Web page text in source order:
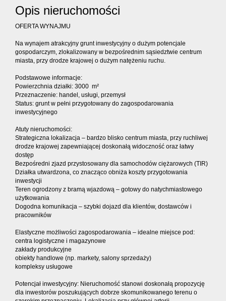
Opis nieruchomości
OFERTA WYNAJMU
Na wynajem atrakcyjny grunt inwestycyjny o dużym potencjale
gospodarczym, zlokalizowany w bezpośrednim sąsiedztwie centrum
miasta, przy drodze krajowej o dużym natężeniu ruchu.
Podstawowe informacje:
Powierzchnia działki: 3000 m²
Przeznaczenie: handel, usługi, przemysł
Status: grunt w pełni przygotowany do zagospodarowania
inwestycyjnego
Atuty nieruchomości:
Strategiczna lokalizacja – bardzo blisko centrum miasta, przy ruchliwej
drodze krajowej zapewniającej doskonałą widoczność oraz łatwy
dostęp
Bezpośredni zjazd przystosowany dla samochodów ciężarowych (TIR)
Działka utwardzona, co znacząco obniża koszty przygotowania
inwestycji
Teren ogrodzony z bramą wjazdową – gotowy do natychmiastowego
użytkowania
Dogodna komunikacja – szybki dojazd dla klientów, dostawców i
pracowników
Elastyczne możliwości zagospodarowania – idealne miejsce pod:
centra logistyczne i magazynowe
zakłady produkcyjne
obiekty handlowe (np. markety, salony sprzedaży)
kompleksy usługowe
Potencjał inwestycyjny: Nieruchomość stanowi doskonałą propozycję
dla inwestorów poszukujących dobrze skomunikowanego terenu o